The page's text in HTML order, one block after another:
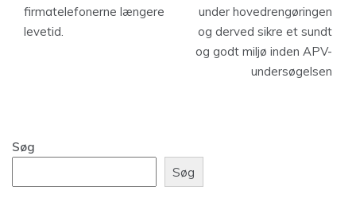
firmatelefonerne længere
levetid.
under hovedrengøringen
og derved sikre et sundt
og godt miljø inden APV-
undersøgelsen
Søg
Søg